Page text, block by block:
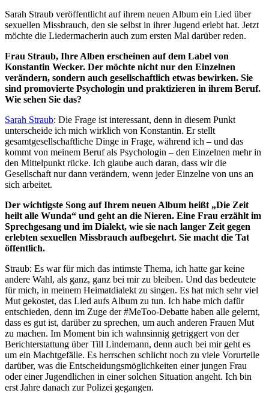
Sarah Straub veröffentlicht auf ihrem neuen Album ein Lied über
sexuellen Missbrauch, den sie selbst in ihrer Jugend erlebt hat. Jetzt
möchte die Liedermacherin auch zum ersten Mal darüber reden.
Frau Straub, Ihre Alben erscheinen auf dem Label von
Konstantin Wecker. Der möchte nicht nur den Einzelnen
verändern, sondern auch gesellschaftlich etwas bewirken. Sie
sind promovierte Psychologin und praktizieren in ihrem Beruf.
Wie sehen Sie das?
Sarah Straub: Die Frage ist interessant, denn in diesem Punkt
unterscheide ich mich wirklich von Konstantin. Er stellt
gesamtgesellschaftliche Dinge in Frage, während ich – und das
kommt von meinem Beruf als Psychologin – den Einzelnen mehr in
den Mittelpunkt rücke. Ich glaube auch daran, dass wir die
Gesellschaft nur dann verändern, wenn jeder Einzelne von uns an
sich arbeitet.
Der wichtigste Song auf Ihrem neuen Album heißt „Die Zeit
heilt alle Wunda“ und geht an die Nieren. Eine Frau erzählt im
Sprechgesang und im Dialekt, wie sie nach langer Zeit gegen
erlebten sexuellen Missbrauch aufbegehrt. Sie macht die Tat
öffentlich.
Straub: Es war für mich das intimste Thema, ich hatte gar keine
andere Wahl, als ganz, ganz bei mir zu bleiben. Und das bedeutete
für mich, in meinem Heimatdialekt zu singen. Es hat mich sehr viel
Mut gekostet, das Lied aufs Album zu tun. Ich habe mich dafür
entschieden, denn im Zuge der #MeToo-Debatte haben alle gelernt,
dass es gut ist, darüber zu sprechen, um auch anderen Frauen Mut
zu machen. Im Moment bin ich wahnsinnig getriggert von der
Berichterstattung über Till Lindemann, denn auch bei mir geht es
um ein Machtgefälle. Es herrschen schlicht noch zu viele Vorurteile
darüber, was die Entscheidungsmöglichkeiten einer jungen Frau
oder einer Jugendlichen in einer solchen Situation angeht. Ich bin
erst Jahre danach zur Polizei gegangen.